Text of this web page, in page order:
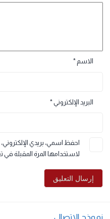
يتم نشر عنوان بريدك الإلكتروني.
التعليق*
البريد الإلكتروني*